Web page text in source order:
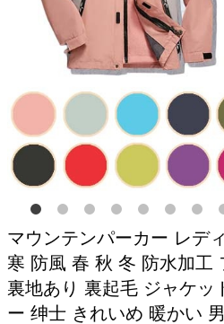
マウンテンパーカー レデ
寒 防風 春 秋 冬 防水加工
裏地あり 裏起毛 ジャケッ
ー 绅士 きれいめ 暖かい